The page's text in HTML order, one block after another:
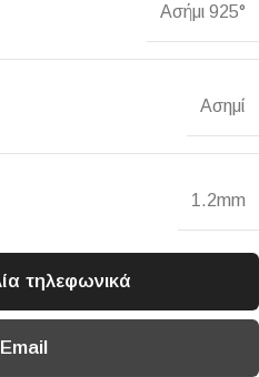
Ασήμι 925°
Ασημί
1.2mm
τηλεφωνικά